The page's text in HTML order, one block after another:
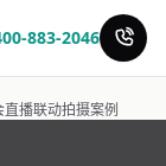
883-2046
播联动拍摄案例